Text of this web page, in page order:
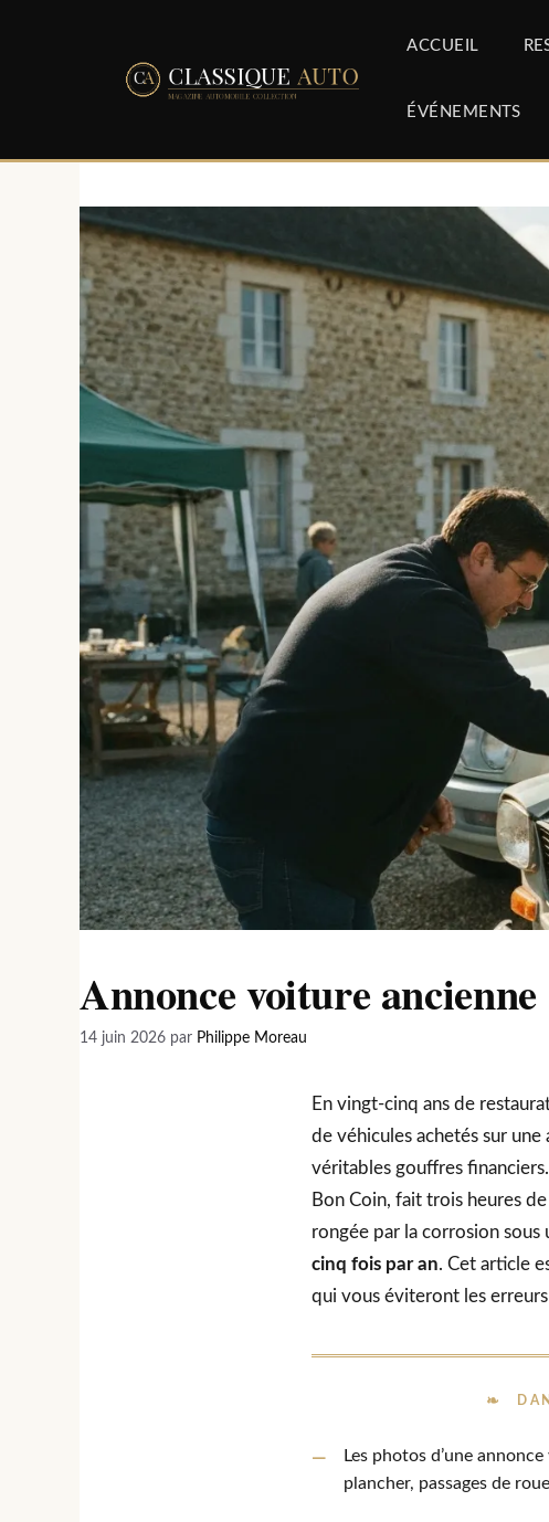
ACCUEIL
ÉVÉNEMENTS
Annonce voiture
14 juin 2026 par Philippe Moreau
En vingt-cinq ans de
de véhicules achetés sur
véritables gouffres
Bon Coin, fait trois heures
rongée par la corrosion
cinq fois par an. Cet article
qui vous éviteront les
Les photos d’une
plancher, passages de